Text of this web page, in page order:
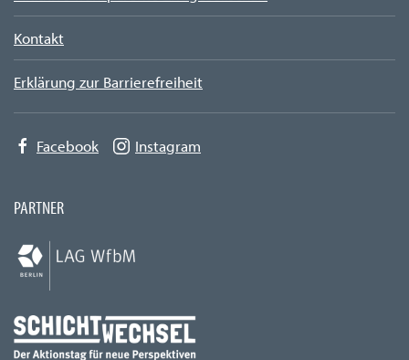
Kontakt
Erklärung zur Barrierefreiheit
Facebook Instagram
PARTNER